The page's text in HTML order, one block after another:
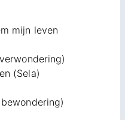
mijn leven
(Sela)